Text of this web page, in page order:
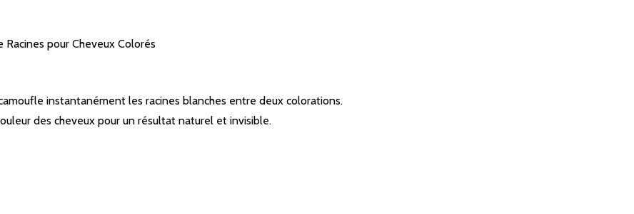
Racines pour Cheveux Colorés
instantanément les racines blanches entre deux colorations.
des cheveux pour un résultat naturel et invisible.